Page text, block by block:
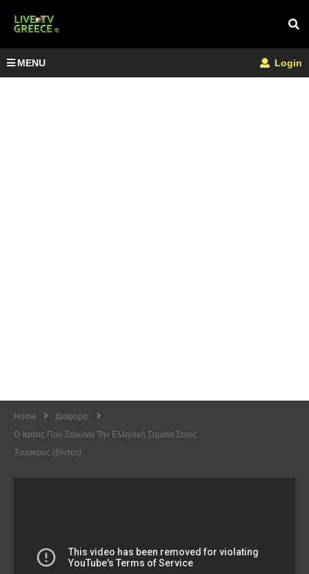
MENU Login
Home
Διάφορα
Ο Ιερέας Που Σηκώνει Την Ελληνική Σημαία Στους
Τούρκους (Βίντεο)